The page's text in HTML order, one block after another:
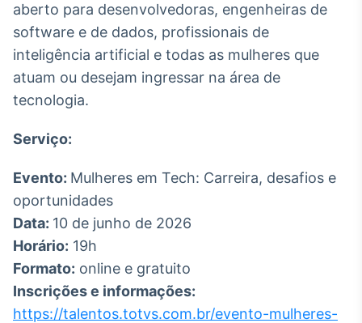
noticiosos
Soluções de
Tecnologia
Broadcast
analisar fundos
de investimento
IA
aberto para desenvolvedoras, engenheiras de
software e de dados, profissionais de
inteligência artificial e todas as mulheres que
atuam ou desejam ingressar na área de
tecnologia.
Serviço:
Evento: Mulheres em Tech: Carreira, desafios e
oportunidades
Data: 10 de junho de 2026
Horário: 19h
Formato: online e gratuito
Inscrições e informações:
https://talentos.totvs.com.br/evento-mulheres-